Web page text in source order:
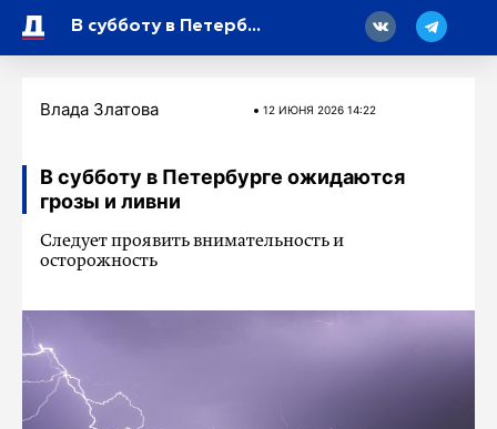
В субботу в Петербурге ожидаются грозы и ливни
Влада Златова 12 ИЮНЯ 2026 14:22
В субботу в Петербурге ожидаются
грозы и ливни
Следует проявить внимательность и
осторожность